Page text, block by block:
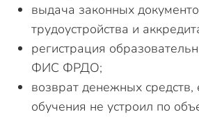
выдача законных
трудоустройства и
регистрация
ФИС ФРДО;
возврат денежных средств,
обучения не устроил по